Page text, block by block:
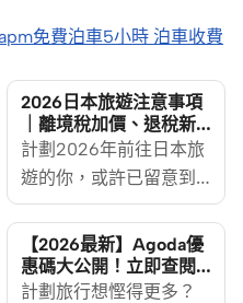
免費泊車5小時 泊車收費
2026日本旅遊注意事項
｜離境稅加價、退稅新
制、日圓匯率＋碌卡換
錢攻略
計劃2026年前往日本旅
遊的你，或許已留意到
今年遊日成本有所變
化。離境稅由7月起加
價、11月將實施全新退稅
制度、日圓亦跌至近40
【2026最新】Agoda優
惠碼大公開！立即查閱
Agoda 優惠詳情
計劃旅行想慳得更多？